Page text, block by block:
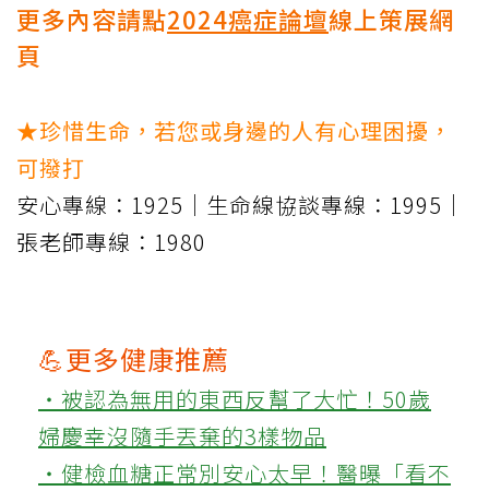
更多內容請點2024癌症論壇線上策展網
頁
★珍惜生命，若您或身邊的人有心理困擾，
可撥打
安心專線：1925｜生命線協談專線：1995｜
張老師專線：1980
💪更多健康推薦
‧被認為無用的東西反幫了大忙！50歲
婦慶幸沒隨手丟棄的3樣物品
‧健檢血糖正常別安心太早！醫曝「看不